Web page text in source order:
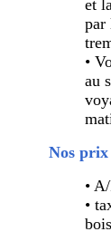
et
par
•
au
Nos prix
•
•